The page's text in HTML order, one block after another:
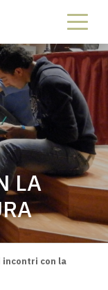
LA
incontri con la